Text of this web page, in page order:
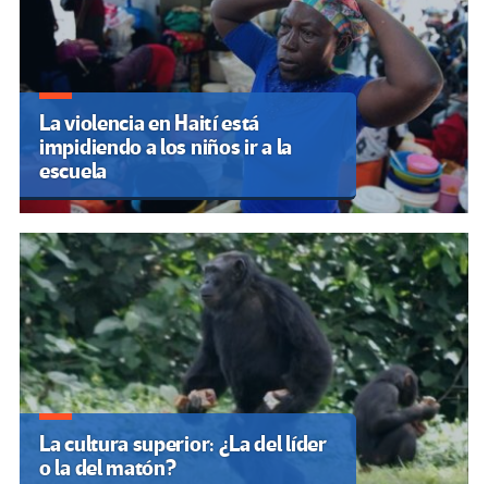
La violencia en Haití está
impidiendo a los niños ir a la
escuela
La cultura superior: ¿La del líder
o la del matón?